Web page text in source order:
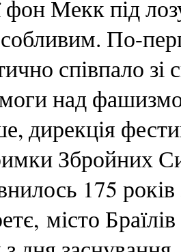
фон Мекк під
По-
співпало зі
над
дирекція
Збройних
175
місто